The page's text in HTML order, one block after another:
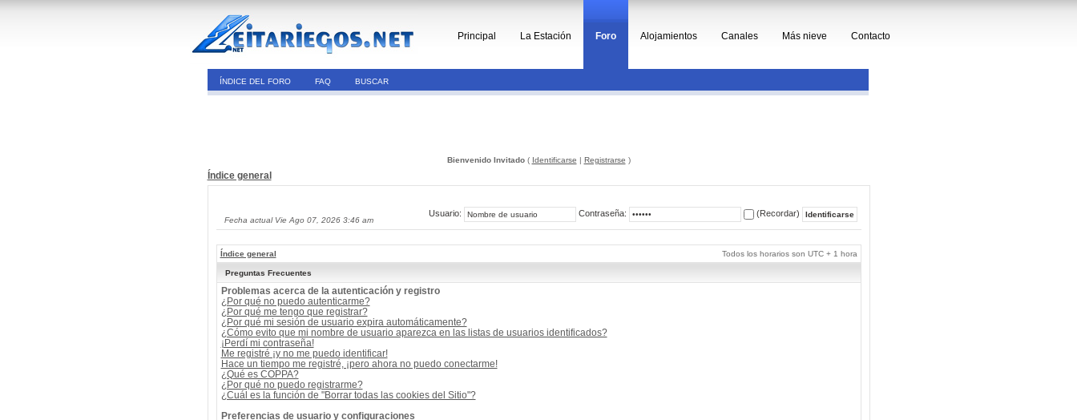
Principal La Estación Foro Alojamientos Canales Más nieve Contacto
ÍNDICE DEL FORO FAQ BUSCAR
Bienvenido Invitado( Identificarse | Registrarse )
Índice general
Fecha actual Vie Ago 07, 2026 3:46 am
Usuario: Contraseña: (Recordar)
Índice general Todos los horarios son UTC + 1 hora
Preguntas Frecuentes
Problemas acerca de la autenticación y registro
¿Por qué no puedo autenticarme?
¿Por qué me tengo que registrar?
¿Por qué mi sesión de usuario expira automáticamente?
¿Cómo evito que mi nombre de usuario aparezca en las listas de usuarios identificados?
¡Perdí mi contraseña!
Me registré ¡y no me puedo identificar!
Hace un tiempo me registré, ¡pero ahora no puedo conectarme!
¿Qué es COPPA?
¿Por qué no puedo registrarme?
¿Cuál es la función de "Borrar todas las cookies del Sitio"?
Preferencias de usuario y configuraciones